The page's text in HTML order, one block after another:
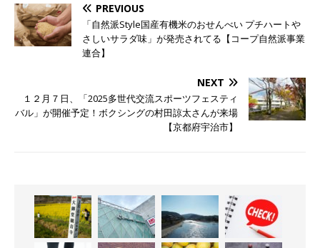
てる！【京都府久御山
町】
PREVIOUS
「自然派Style国産有機米のおせんべい プチハートや
さしいサラダ味」が発売されてる【コープ自然派事業
連合】
NEXT
１２月７日、「2025多世代交流スポーツフェスティ
バル」が開催予定！ボクシングの村田諒太さんが来場
【京都府宇治市】